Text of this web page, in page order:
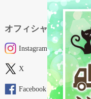
オフィシャルSNS
Instagram
X
Facebook